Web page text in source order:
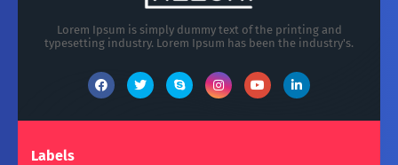
Lorem Ipsum is simply dummy text of the printing and
typesetting industry. Lorem Ipsum has been the industry's.
Labels